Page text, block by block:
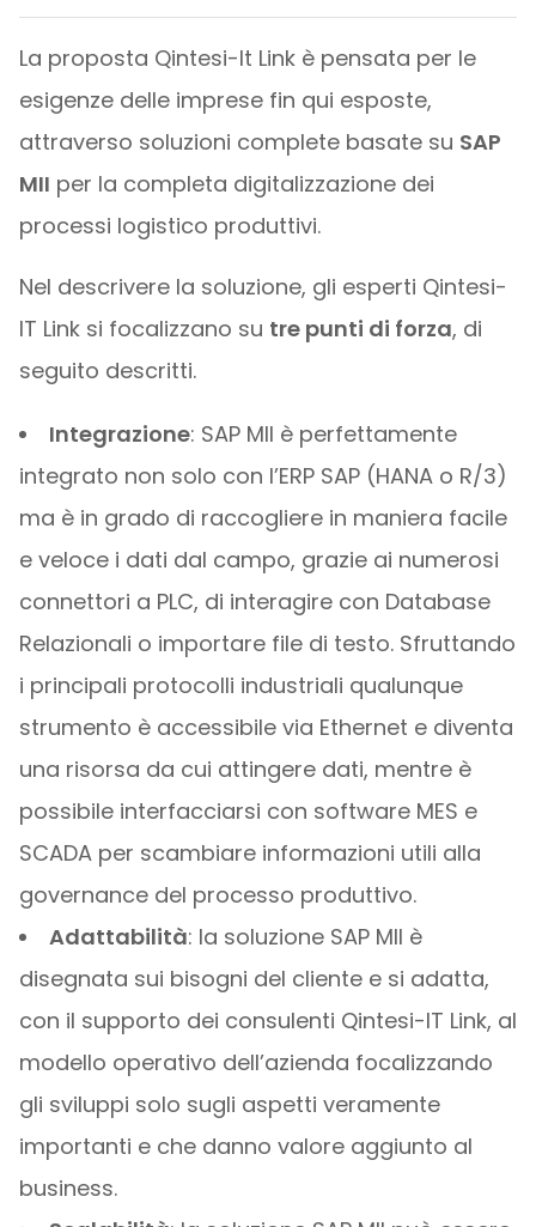
La proposta Qintesi-It Link è pensata per le
esigenze delle imprese fin qui esposte,
attraverso soluzioni complete basate su SAP
MII per la completa digitalizzazione dei
processi logistico produttivi.
Nel descrivere la soluzione, gli esperti Qintesi-
IT Link si focalizzano su tre punti di forza, di
seguito descritti.
Integrazione: SAP MII è perfettamente
integrato non solo con l’ERP SAP (HANA o R/3)
ma è in grado di raccogliere in maniera facile
e veloce i dati dal campo, grazie ai numerosi
connettori a PLC, di interagire con Database
Relazionali o importare file di testo. Sfruttando
i principali protocolli industriali qualunque
strumento è accessibile via Ethernet e diventa
una risorsa da cui attingere dati, mentre è
possibile interfacciarsi con software MES e
SCADA per scambiare informazioni utili alla
governance del processo produttivo.
Adattabilità: la soluzione SAP MII è
disegnata sui bisogni del cliente e si adatta,
con il supporto dei consulenti Qintesi-IT Link, al
modello operativo dell’azienda focalizzando
gli sviluppi solo sugli aspetti veramente
importanti e che danno valore aggiunto al
business.